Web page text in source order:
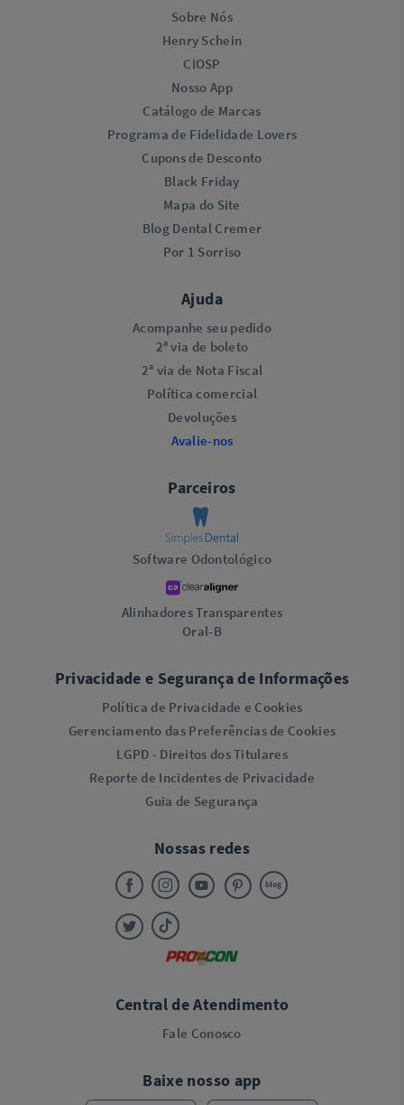
Sobre Nós
Henry Schein
CIOSP
Nosso App
Catálogo de Marcas
Programa de Fidelidade Lovers​
Cupons de Desconto
Black Friday
Mapa do Site
Blog Dental Cremer
Por 1 Sorriso
Ajuda
Acompanhe seu pedido
2ª via de boleto
2ª via de Nota Fiscal
Política comercial
Devoluções
Avalie-nos
Parceiros
Software Odontológico
Alinhadores Transparentes
Oral-B
Privacidade e Segurança de Informações
Política de Privacidade e Cookies
Gerenciamento das Preferências de Cookies
LGPD - Direitos dos Titulares
Reporte de Incidentes de Privacidade
Guia de Segurança
Nossas redes
Central de Atendimento
Fale Conosco
Baixe nosso app